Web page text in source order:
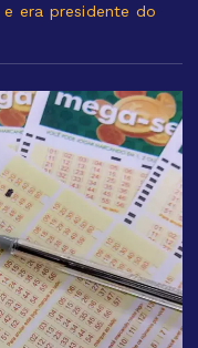
era presidente do